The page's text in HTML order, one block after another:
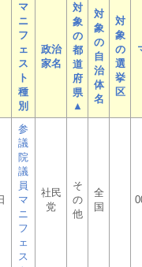
マ
ニ
フ
ェ
ス
ト
種
別
政治
家名
対
象
の
都
道
府
県
▲
対
象
の
自
治
体
名
対
象
の
選
挙
区
参
議
院
議
員
マ
ニ
フ
ェ
ス
社民
党
そ
の
他
全
国